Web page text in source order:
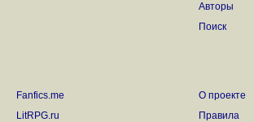
Авторы
Поиск
Fanfics.me
LitRPG.ru
О проекте
Правила